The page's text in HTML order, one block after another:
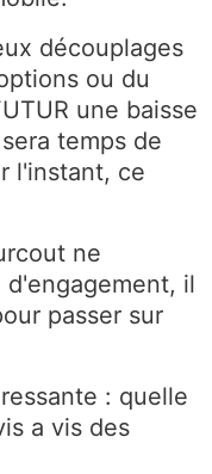
découplages
ou du
une baisse
temps de
l'instant, ce
ne
il
passer sur
: quelle
a vis des